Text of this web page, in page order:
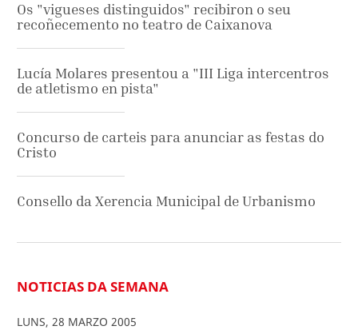
Os "vigueses distinguidos" recibiron o seu
recoñecemento no teatro de Caixanova
Lucía Molares presentou a "III Liga intercentros
de atletismo en pista"
Concurso de carteis para anunciar as festas do
Cristo
Consello da Xerencia Municipal de Urbanismo
NOTICIAS DA SEMANA
LUNS, 28 MARZO 2005